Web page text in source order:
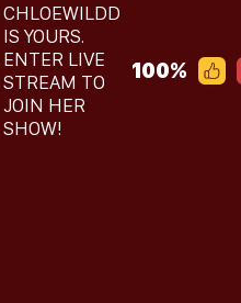
CHLOEWILDD
IS YOURS.
ENTER LIVE
STREAM TO
JOIN HER
SHOW!
100%